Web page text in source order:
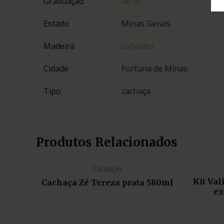
Estado Minas Gerais
Madeira carvalho
Cidade Fortuna de Minas
Tipo cachaça
Produtos Relacionados
Cachaças
Cachaça Zé Tereza prata 580ml
Kit